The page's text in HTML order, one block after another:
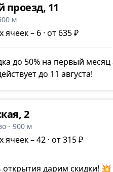
проезд, 11
м
– 6 · от 635 ₽
до 50% на первый
до 11 августа!
2
- 900 м
– 42 · от 315 ₽
открытия дарим скидки! 💥